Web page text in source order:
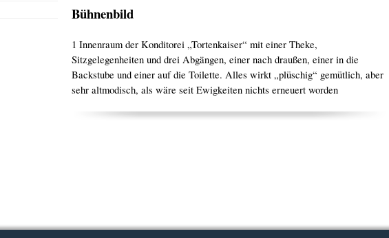
Bühnenbild
1 Innenraum der Konditorei „Tortenkaiser“ mit einer Theke,
Sitzgelegenheiten und drei Abgängen, einer nach draußen, einer in die
Backstube und einer auf die Toilette. Alles wirkt „plüschig“ gemütlich, aber
sehr altmodisch, als wäre seit Ewigkeiten nichts erneuert worden